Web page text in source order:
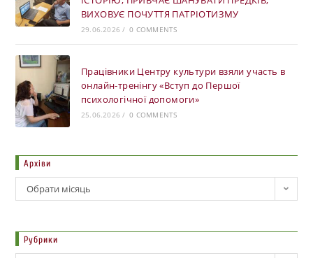
ВИХОВУЄ ПОЧУТТЯ ПАТРІОТИЗМУ
29.06.2026 / 0 COMMENTS
Працівники Центру культури взяли участь в
онлайн-тренінгу «Вступ до Першої
психологічної допомоги»
25.06.2026 / 0 COMMENTS
Архіви
Обрати місяць
Рубрики